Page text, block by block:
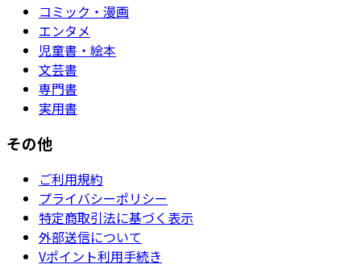
コミック・漫画
エンタメ
児童書・絵本
文芸書
専門書
実用書
その他
ご利用規約
プライバシーポリシー
特定商取引法に基づく表示
外部送信について
Vポイント利用手続き